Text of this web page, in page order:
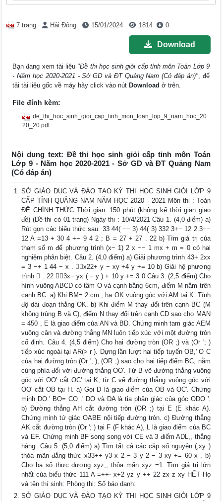
7 trang Hải Đông 15/01/2024 1814 0
Download
Bạn đang xem tài liệu "Đề thi học sinh giỏi cấp tỉnh môn Toán Lớp 9
- Năm học 2020-2021 - Sở GD và ĐT Quảng Nam (Có đáp án)", để
tải tài liệu gốc về máy hãy click vào nút Download ở trên.
File đính kèm:
de_thi_hoc_sinh_gioi_cap_tinh_mon_toan_lop_9_nam_hoc_20
20_20.pdf
Nội dung text: Đề thi học sinh giỏi cấp tỉnh môn Toán
Lớp 9 - Năm học 2020-2021 - Sở GD và ĐT Quảng Nam
(Có đáp án)
SỞ GIÁO DỤC VÀ ĐÀO TẠO KỲ THI HỌC SINH GIỎI LỚP 9
CẤP TỈNH QUẢNG NAM NĂM HỌC 2020 - 2021 Môn thi : Toán
ĐỀ CHÍNH THỨC Thời gian: 150 phút (không kể thời gian giao
đề) (Đề thi có 01 trang) Ngày thi : 10/4/2021 Câu 1. (4,0 điểm) a)
Rút gọn các biểu thức sau: 33 44( −− 3) 44( 3) 332 3+− 12 2 3−−
12 A =13 + 30 4 +− 9 4 2 ; B = 27 + 27 . 22 b) Tìm giá trị của
tham số m để phương trình (x− 1) 2 x −− 1 mx + m = 0 có hai
nghiệm phân biệt. Câu 2. (4,0 điểm) a) Giải phương trình 43+ 2xx
= 3 −+ 1 44 − x . x22+ y − xy +4 y += 10 b) Giải hệ phương
trình  . 22 3x− yx ( − y ) + 10 y += 3 0 Câu 3. (2,5 điểm) Cho
hình vuông ABCD có tâm O và cạnh bằng 6cm, điểm M nằm trên
cạnh BC. a) Khi BM= 2 cm , hạ OK vuông góc với AM tại K. Tính
độ dài đoạn thẳng OK. b) Khi điểm M thay đổi trên cạnh BC (M
không trùng B và C), điểm N thay đổi trên cạnh CD sao cho MAN
= 450 , E là giao điểm của AN và BD. Chứng minh tam giác AEM
vuông cân và đường thẳng MN luôn tiếp xúc với một đường tròn
cố định. Câu 4. (4,5 điểm) Cho hai đường tròn (OR ;) và (Or '; )
tiếp xúc ngoài tại AR(> r ). Dựng lần lượt hai tiếp tuyến OB,' O C
của hai đường tròn (Or '; ), (OR ;) sao cho hai tiếp điểm BC, nằm
cùng phía đối với đường thẳng OO'. Từ B vẽ đường thẳng vuông
góc với OO' cắt OC' tại K, từ C vẽ đường thẳng vuông góc với
OO' cắt OB tại H. a) Gọi D là giao điểm của OB và OC'. Chứng
minh DO.' BO= CO .' DO và DA là tia phân giác của góc ODO '.
b) Đường thẳng AH cắt đường tròn (OR ;) tại E (E khác A).
Chứng minh tứ giác OABE nội tiếp đường tròn. c) Đường thẳng
AK cắt đường tròn (Or '; ) tại F (F khác A), L là giao điểm của BC
và EF. Chứng minh BF song song với CE và 3 điểm ADL,, thẳng
hàng. Câu 5. (5,0 điểm) a) Tìm tất cả các cặp số nguyên (,xy )
thỏa mãn đẳng thức x33++ y3 x 2 − 3 y 2 − 3 xy += 60 x . b)
Cho ba số thực dương xyz,, thỏa mãn xyz =1. Tìm giá trị lớn
nhất của biểu thức 111 A =++⋅ x+2 yz y ++ 22 zx z xy HẾT Họ
và tên thí sinh: Phòng thi: Số báo danh:
SỞ GIÁO DỤC VÀ ĐÀO TẠO KỲ THI HỌC SINH GIỎI LỚP 9